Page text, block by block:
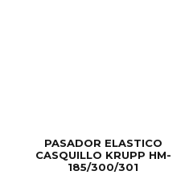
PASADOR ELASTICO
CASQUILLO KRUPP HM-
185/300/301